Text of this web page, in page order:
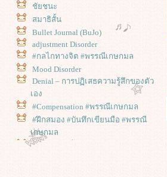
ชัยชนะ
สมาธิสั้น
Bullet Journal (BuJo)
adjustment Disorder
#กลไกทางจิต #พรรณีเกษกมล
Mood Disorder
Denial – การปฏิเสธความรู้สึกของตัว
เอง
#Compensation #พรรณีเกษกมล
#ฝึกสมอง #บันทึกเขียนมือ #พรรณี
เกษกมล
คิดด้วยใจ ที่ไตร่ตรอง บันทึกเขียน